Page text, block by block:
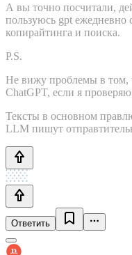
А вы точно посчитали,
пользуюсь gpt ежедневно
копирайтинга и поиска.
P.S.
Не вижу проблемы в том,
ChatGPT, если я
Тексты в основном
LLM пишут
Ответить